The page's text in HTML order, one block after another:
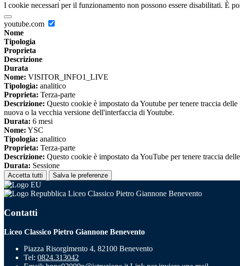
I cookie necessari per il funzionamento non possono essere disabilitati. È
youtube.com
Nome
Tipologia
Proprieta
Descrizione
Durata
Nome: VISITOR_INFO1_LIVE
Tipologia: analitico
Proprieta: Terza-parte
Descrizione: Questo cookie è impostato da Youtube per tenere traccia
nuova o la vecchia versione dell'interfaccia di Youtube.
Durata: 6 mesi
Nome: YSC
Tipologia: analitico
Proprieta: Terza-parte
Descrizione: Questo cookie è impostato da YouTube per tenere traccia
Durata: Sessione
Accetta tutti Salva le preferenze
Liceo Classico Pietro Giannone Benevento
Contatti
Liceo Classico Pietro Giannone Benevento
Piazza Risorgimento 4, 82100 Benevento
Tel: 0824.313042